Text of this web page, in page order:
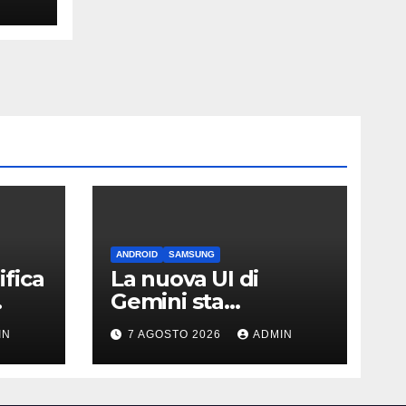
ANDROID SAMSUNG
La nuova UI di
Gemini sta
arrivando sui Galaxy
Watch: primi
avvistamenti
7 AGOSTO 2026 ADMIN